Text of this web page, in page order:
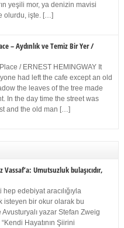
yeşili mor, ya denizin mavisi
olurdu, işte. […]
– Aydınlık ve Temiz Bir Yer /
/ ERNEST HEMINGWAY It
had left the cafe except an old
the leaves of the tree made
In the day time the street was
and the old man […]
Umutsuzluk bulaşıcıdır,
hep edebiyat aracılığıyla
isteyen bir okur olarak bu
yazar Stefan Zweig
Hayatının Şiirini